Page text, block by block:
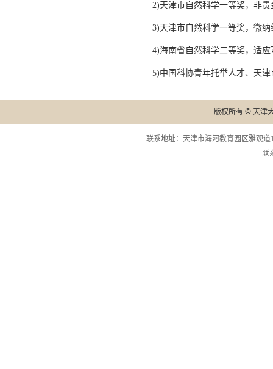
2)天津市自然科学一等奖，非
3)天津市自然科学一等奖，微
4)海南省自然科学二等奖，适
5)中国科协青年托举人才、天
版权所有 © 天津
联系地址：天津市海河教育园区雅观
联